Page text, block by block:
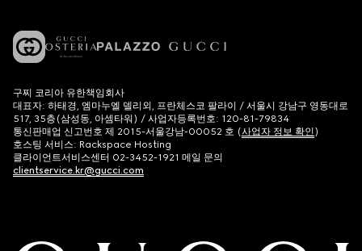
구찌 코리아 유한책임회사
대표자: 하태경, 엠마누엘 델리외, 프란체스코 팔라이 / 서울시 강남구 영동대로
517, 35층(삼성동, 아셈타워) / 사업자등록번호: 120-81-79834
통신판매업 신고번호 제 2015-서울강남-00052 호 (사업자 정보 확인)
호스팅 서비스: Rackspace Hosting
클라이언트서비스센터 02-3452-1921 메일 문의
clientservice.kr@gucci.com